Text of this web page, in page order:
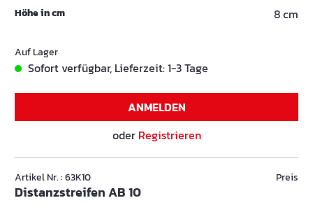
Höhe in cm 8 cm
Auf Lager
Sofort verfügbar, Lieferzeit: 1-3 Tage
ANMELDEN
oder Registrieren
Artikel Nr. : 63K10
Distanzstreifen AB 10
Preis